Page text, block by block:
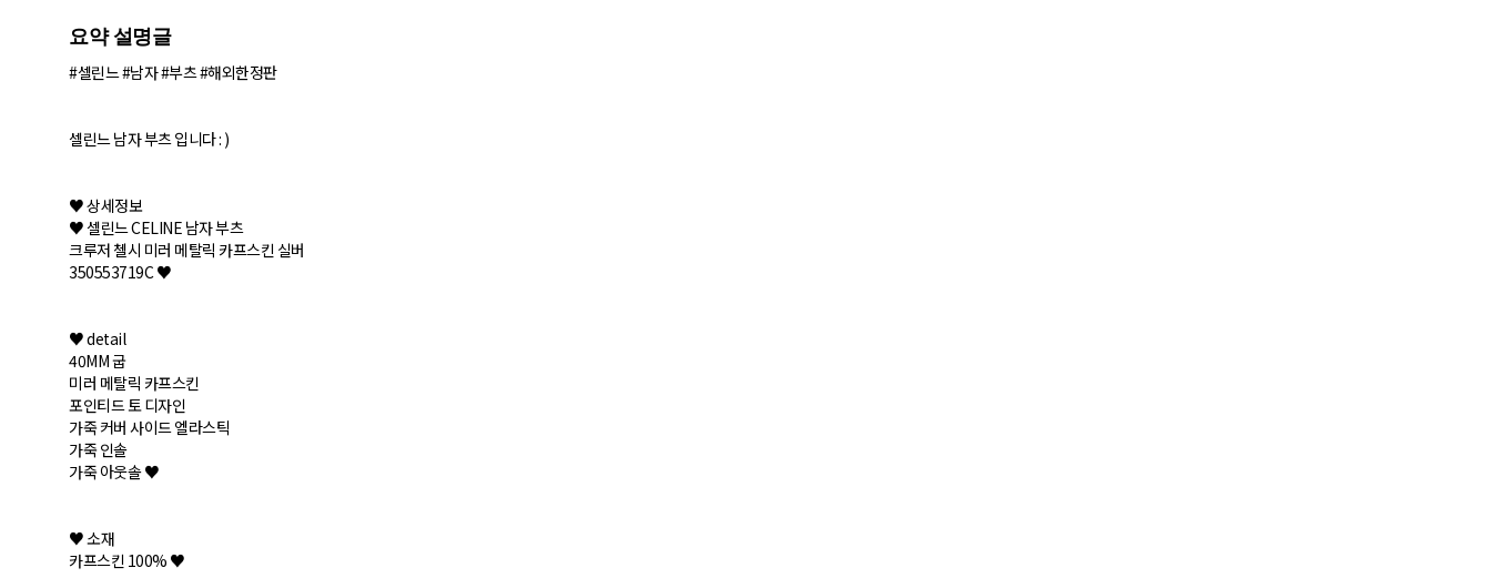
요약 설명글
#셀린느 #남자 #부츠 #해외한정판
셀린느 남자 부츠 입니다 : )
♥ 상세정보
♥ 셀린느 CELINE 남자 부츠
크루저 첼시 미러 메탈릭 카프스킨 실버
350553719C ♥
♥ detail
40MM 굽
미러 메탈릭 카프스킨
포인티드 토 디자인
가죽 커버 사이드 엘라스틱
가죽 인솔
가죽 아웃솔 ♥
♥ 소재